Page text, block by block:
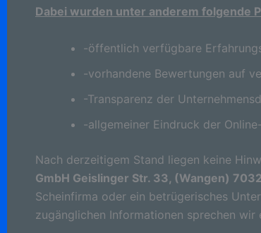
Dabei wurden unter anderem folgende
-öffentlich verfügbare
-vorhandene Bewertungen auf
-Transparenz der
-allgemeiner Eindruck der
Nach derzeitigem Stand liegen keine
GmbH Geislinger Str. 33, (Wangen)
Scheinfirma oder ein betrügerisches
zugänglichen Informationen sprechen